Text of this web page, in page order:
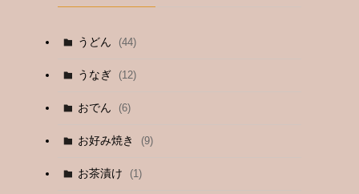
うどん (44)
うなぎ (12)
おでん (6)
お好み焼き (9)
お茶漬け (1)